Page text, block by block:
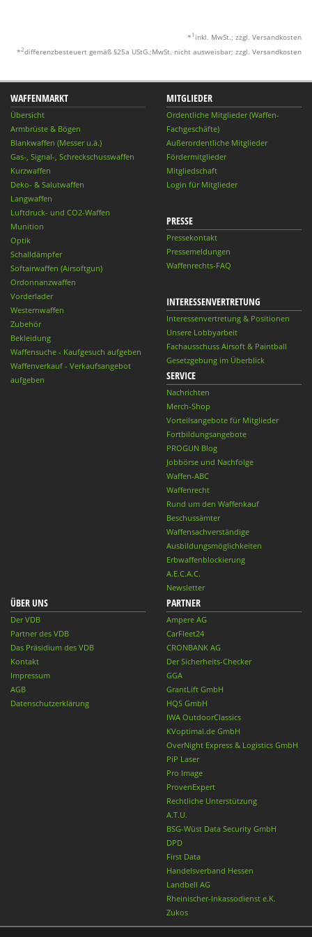
* 1 inkl. MwSt.; zzgl. Versandkosten
*2differenzbesteuert gemäß §25a UStG.;MwSt. nicht ausweisbar; zzgl. Versandkosten
WAFFENMARKT
Übersicht
Armbrüste & Bögen
Blankwaffen (Messer u.ä.)
Gas-, Signal-, Schreckschusswaffen
Kurzwaffen
Deko- & Salutwaffen
Langwaffen
Luftdruck- und CO2-Waffen
Munition
Optik
Schalldämpfer
Softairwaffen (Airsoftgun)
Ordonnanzwaffen
Vorderlader
Westernwaffen
Zubehör
Bekleidung
Waffensuche - Kaufgesuch aufgeben
Waffenverkauf - Verkaufsangebot
aufgeben
MITGLIEDER
Ordentliche Mitglieder (Waffen-
Fachgeschäfte)
Außerordentliche Mitglieder
Fördermitglieder
Mitgliedschaft
Login für Mitglieder
PRESSE
Pressekontakt
Pressemeldungen
Waffenrechts-FAQ
INTERESSENVERTRETUNG
Interessenvertretung & Positionen
Unsere Lobbyarbeit
Fachausschuss Airsoft & Paintball
Gesetzgebung im Überblick
SERVICE
Nachrichten
Merch-Shop
Vorteilsangebote für Mitglieder
Fortbildungsangebote
PROGUN Blog
Jobbörse und Nachfolge
Waffen-ABC
Waffenrecht
Rund um den Waffenkauf
Beschussämter
Waffensachverständige
Ausbildungsmöglichkeiten
Erbwaffenblockierung
A.E.C.A.C.
Newsletter
ÜBER UNS
Der VDB
Partner des VDB
Das Präsidium des VDB
Kontakt
Impressum
AGB
Datenschutzerklärung
PARTNER
Ampere AG
CarFleet24
CRONBANK AG
Der Sicherheits-Checker
GGA
GrantLift GmbH
HQS GmbH
IWA OutdoorClassics
KVoptimal.de GmbH
OverNight Express & Logistics GmbH
PiP Laser
Pro Image
ProvenExpert
Rechtliche Unterstützung
A.T.U.
BSG-Wüst Data Security GmbH
DPD
First Data
Handelsverband Hessen
Landbell AG
Rheinischer-Inkassodienst e.K.
Zukos